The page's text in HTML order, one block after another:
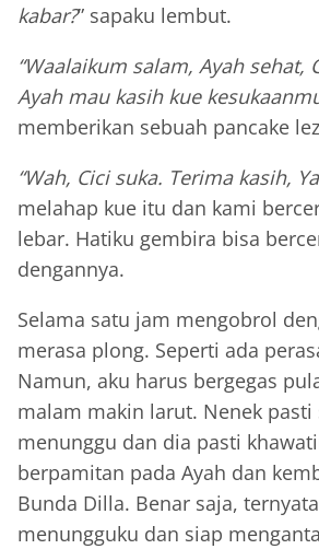
kabar?” sapaku lembut.
“Waalaikum salam, Ayah sehat,
Ayah mau kasih kue
memberikan sebuah pancake
“Wah, Cici suka. Terima kasih,
melahap kue itu dan kami
lebar. Hatiku gembira bisa
dengannya.
Selama satu jam mengobrol
merasa plong. Seperti ada
Namun, aku harus bergegas
malam makin larut. Nenek pasti
menunggu dan dia pasti
berpamitan pada Ayah dan
Bunda Dilla. Benar saja,
menungguku dan siap